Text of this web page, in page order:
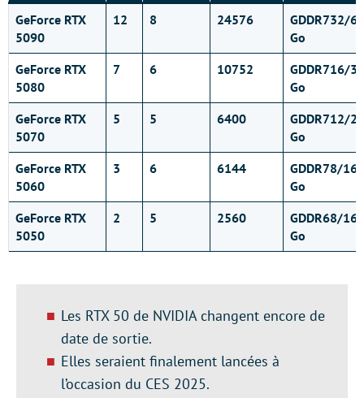
GeForce RTX
5090
12 8 24576
GDDR732/64
Go
GeForce RTX
5080
7 6 10752
GDDR716/32
Go
GeForce RTX
5070
5 5 6400
GDDR712/24
Go
GeForce RTX
5060
3 6 6144
GDDR78/16
Go
GeForce RTX
5050
2 5 2560
GDDR68/16
Go
Les RTX 50 de NVIDIA changent encore de
date de sortie.
Elles seraient finalement lancées à
l’occasion du CES 2025.